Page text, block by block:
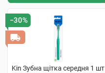
−30%
Kin Зубна щітка середня 1 шт